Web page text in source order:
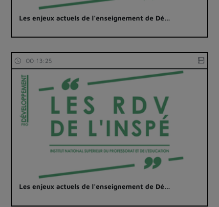
Les enjeux actuels de l'enseignement de Dé…
00:13:25
Les enjeux actuels de l'enseignement de Dé…